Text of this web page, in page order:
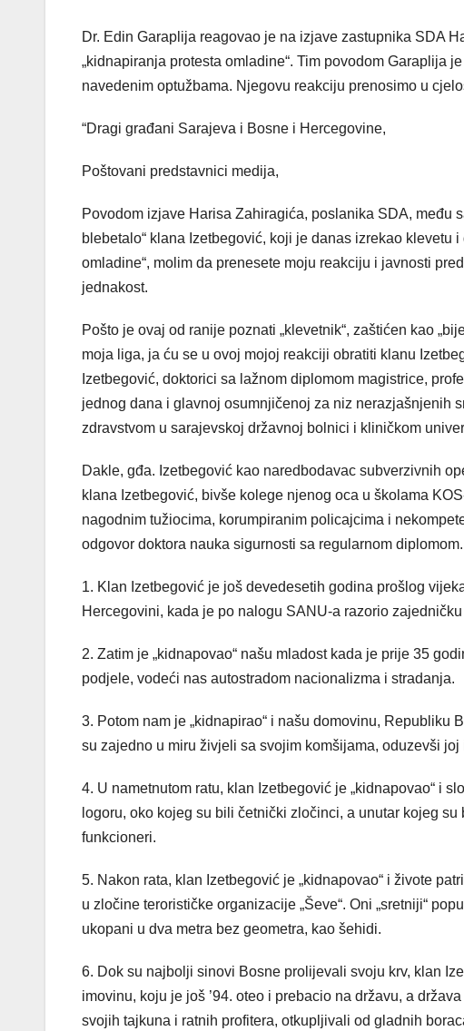
Dr. Edin Garaplija reagovao je na izjave zastupnika SDA
„kidnapiranja protesta omladine“. Tim povodom Garaplija
navedenim optužbama. Njegovu reakciju prenosimo u
“Dragi građani Sarajeva i Bosne i Hercegovine,
Poštovani predstavnici medija,
Povodom izjave Harisa Zahiragića, poslanika SDA, među
blebetalo“ klana Izetbegović, koji je danas izrekao klevetu
omladine“, molim da prenesete moju reakciju i javnosti
jednakost.
Pošto je ovaj od ranije poznati „klevetnik“, zaštićen kao
moja liga, ja ću se u ovoj mojoj reakciji obratiti klanu
Izetbegović, doktorici sa lažnom diplomom magistrice,
jednog dana i glavnoj osumnjičenoj za niz nerazjašnjenih
zdravstvom u sarajevskoj državnoj bolnici i kliničkom
Dakle, gđa. Izetbegović kao naredbodavac subverzivnih
klana Izetbegović, bivše kolege njenog oca u školama
nagodnim tužiocima, korumpiranim policajcima i
odgovor doktora nauka sigurnosti sa regularnom diplomom.
1. Klan Izetbegović je još devedesetih godina prošlog
Hercegovini, kada je po nalogu SANU-a razorio
2. Zatim je „kidnapovao“ našu mladost kada je prije 35
podjele, vodeći nas autostradom nacionalizma i stradanja.
3. Potom nam je „kidnapirao“ i našu domovinu,
su zajedno u miru živjeli sa svojim komšijama, oduzevši
4. U nametnutom ratu, klan Izetbegović je „kidnapovao“ i
logoru, oko kojeg su bili četnički zločinci, a unutar kojeg
funkcioneri.
5. Nakon rata, klan Izetbegović je „kidnapovao“ i živote
u zločine terorističke organizacije „Ševe“. Oni „sretniji“
ukopani u dva metra bez geometra, kao šehidi.
6. Dok su najbolji sinovi Bosne prolijevali svoju krv, klan
imovinu, koju je još ’94. oteo i prebacio na državu, a
svojih tajkuna i ratnih profitera, otkupljivali od gladnih